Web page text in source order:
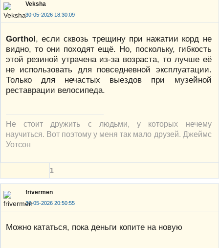
Veksha
30-05-2026 18:30:09
Gorthol, если сквозь трещину при нажатии корд не
видно, то они походят ещё. Но, поскольку, гибкость
этой резиной утрачена из-за возраста, то лучше её
не использовать для повседневной эксплуатации.
Только для нечастых выездов при музейной
реставрации велосипеда.
Не стоит дружить с людьми, у которых нечему
научиться. Вот поэтому у меня так мало друзей. Джеймс
Уотсон
1
frivermen
30-05-2026 20:50:55
Можно кататься, пока деньги копите на новую